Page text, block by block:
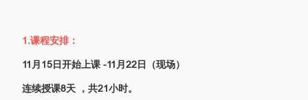
1.课程安排：
11月15日开始上课 -11月22日（现场）
连续授课8天 ，共21小时。